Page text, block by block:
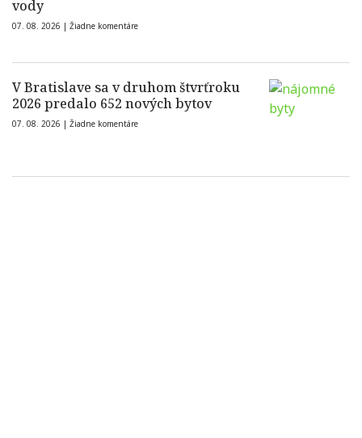
vody
07. 08. 2026 | Žiadne komentáre
V Bratislave sa v druhom štvrťroku
2026 predalo 652 nových bytov
07. 08. 2026 | Žiadne komentáre